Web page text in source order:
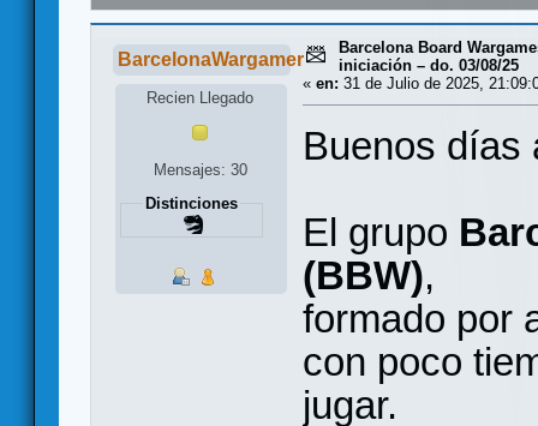
BarcelonaWargamer
Recien Llegado
Mensajes: 30
Distinciones
Barcelona Board
iniciación – do. 03/08/25
« en: 31 de Julio de 2025,
Buenos días
El grupo
(BBW),
formado por
con poco
jugar.